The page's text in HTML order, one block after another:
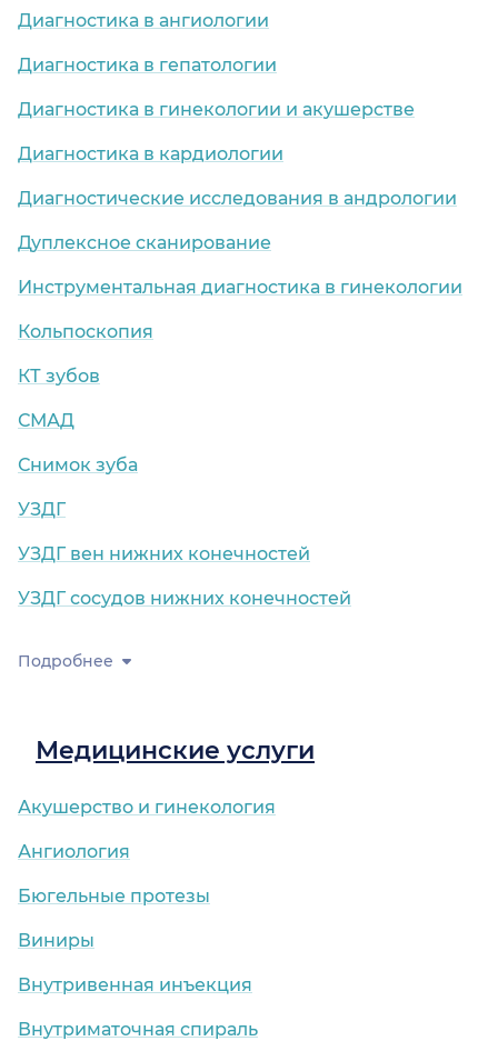
Диагностика в ангиологии
Диагностика в гепатологии
Диагностика в гинекологии и акушерстве
Диагностика в кардиологии
Диагностические исследования в андрологии
Дуплексное сканирование
Инструментальная диагностика в гинекологии
Кольпоскопия
КТ зубов
СМАД
Снимок зуба
УЗДГ
УЗДГ вен нижних конечностей
УЗДГ сосудов нижних конечностей
Подробнее
Медицинские услуги
Акушерство и гинекология
Ангиология
Бюгельные протезы
Виниры
Внутривенная инъекция
Внутриматочная спираль